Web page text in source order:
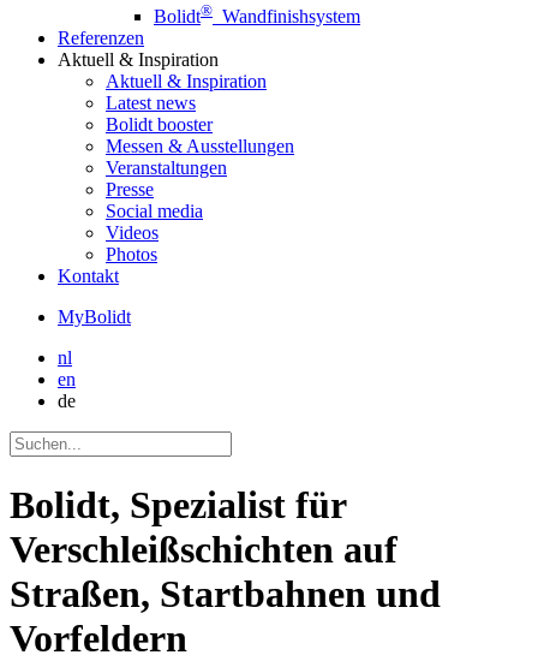
Bolidt® Wandfinishsystem
Referenzen
Aktuell & Inspiration
Aktuell & Inspiration
Latest news
Bolidt booster
Messen & Ausstellungen
Veranstaltungen
Presse
Social media
Videos
Photos
Kontakt
MyBolidt
nl
en
de
Bolidt, Spezialist für
Verschleißschichten auf
Straßen, Startbahnen und
Vorfeldern